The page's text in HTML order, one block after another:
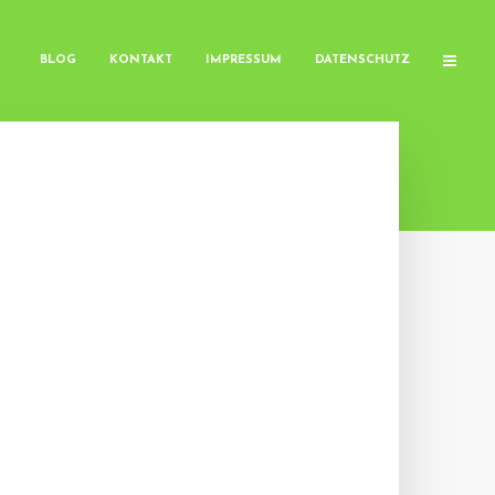
BLOG KONTAKT IMPRESSUM DATENSCHUTZ